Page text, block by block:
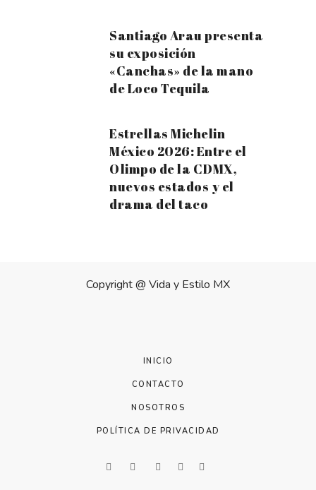
Santiago Arau presenta
su exposición
«Canchas» de la mano
de Loco Tequila
Estrellas Michelin
México 2026: Entre el
Olimpo de la CDMX,
nuevos estados y el
drama del taco
Copyright @ Vida y Estilo MX
INICIO
CONTACTO
NOSOTROS
POLÍTICA DE PRIVACIDAD